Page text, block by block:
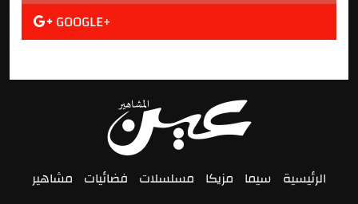
GOOGLE+
الرئيسية سيما مزيكا مسلسلات فضائيات مشاهير